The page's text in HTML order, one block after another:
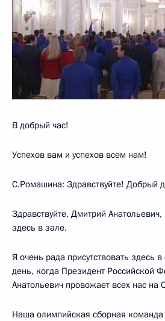
В добрый час!
Успехов вам и успехов всем нам!
С.Ромашина: Здравствуйте! Добрый
Здравствуйте, Дмитрий
здесь в зале.
Я очень рада присутствовать здесь
день, когда Президент Российской
Анатольевич провожает всех нас на
Наша олимпийская сборная команда